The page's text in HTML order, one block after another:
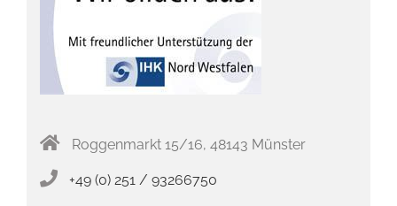
Roggenmarkt 15/16, 48143 Münster
+49 (0) 251 / 93266750